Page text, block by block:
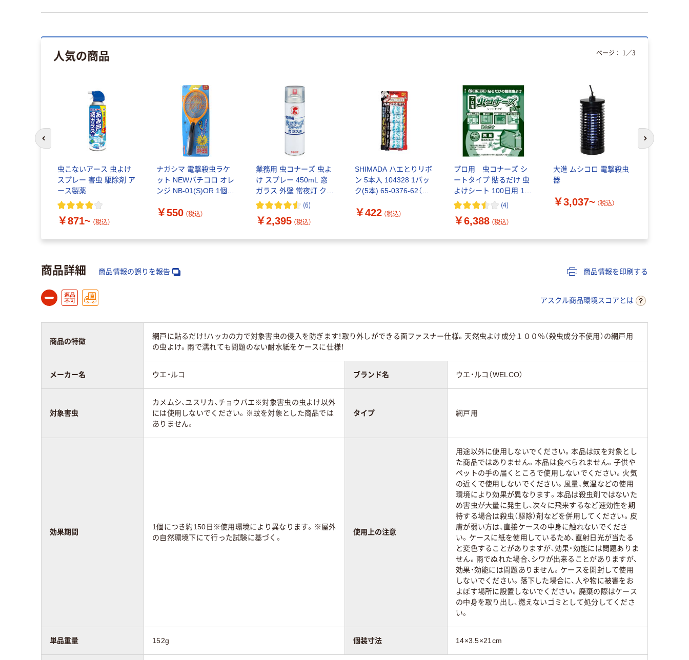
人気の商品
虫こないアース 虫よけ
スプレー 害虫 駆除剤 ア
ース製薬
￥871~ （税込）
ナガシマ 電撃殺虫ラケ
ット NEWバチコロ オレ
ンジ NB-01(S)OR 1個
￥550 （税込）
業務用 虫コナーズ 虫よ
け スプレー 450mL 窓
ガラス 外壁 常夜灯 クモ
の巣 カメムシ 1本
(6)
￥2,395 （税込）
SHIMADA ハエとりリボ
ン 5本入 104328 1パッ
ク(5本) 65-0376-62（直
￥422 （税込）
プロ用 虫コナーズ シ
ートタイプ 貼るだけ 虫
よけシート 100日用 1袋
（6枚入） KINCHO キン
(4)
￥6,388 （税込）
大進 ムシコロ 電撃殺虫
器
￥3,037~ （税込）
ページ： 1 ／3
前のスライドへ 次のスライド
商品詳細 商品情報の誤りを報告 商品情報を印刷する
アスクル商品環境スコアとは
商品の特徴
網戸に貼るだけ！ハッカの力で対象害虫の侵入を防ぎます！取り外しができる面ファスナー仕様。天然虫よけ成分１００％（殺虫成分不使用）の網戸用
の虫よけ。雨で濡れても問題のない耐水紙をケースに仕様！
メーカー名 ウエ・ルコ ブランド名 ウエ・ルコ（WELCO）
対象害虫
カメムシ、ユスリカ、チョウバエ※対象害虫の虫よけ以外
には使用しないでください。※蚊を対象とした商品では
ありません。
タイプ 網戸用
効果期間
1個につき約150日※使用環境により異なります。※屋外
の自然環境下にて行った試験に基づく。
使用上の注意
用途以外に使用しないでください。本品は蚊を対象とし
た商品ではありません。本品は食べられません。子供や
ペットの手の届くところで使用しないでください。火気
の近くで使用しないでください。風量、気温などの使用
環境により効果が異なります。本品は殺虫剤ではないた
め害虫が大量に発生し、次々に飛来するなど速効性を期
待する場合は殺虫（駆除）剤などを併用してください。皮
膚が弱い方は、直接ケースの中身に触れないでくださ
い。ケースに紙を使用しているため、直射日光が当たる
と変色することがありますが、効果・効能には問題ありま
せん。雨でぬれた場合、シワが出来ることがありますが、
効果・効能には問題ありません。ケースを開封して使用
しないでください。落下した場合に、人や物に被害をお
よぼす場所に設置しないでください。廃棄の際はケース
の中身を取り出し、燃えないゴミとして処分してくださ
い。
単品重量 152g 個装寸法 14×3.5×21cm